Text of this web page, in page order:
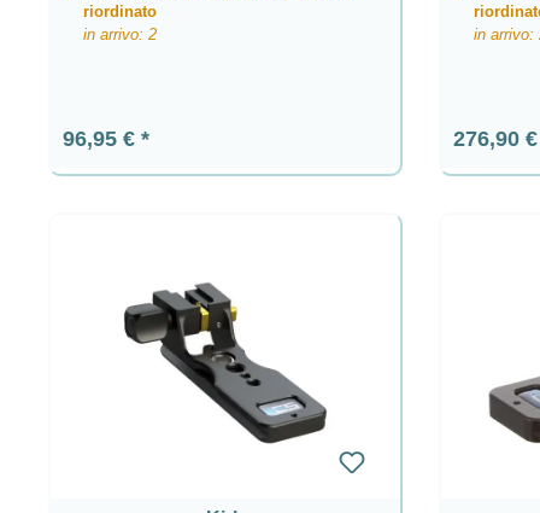
riordinato
in arrivo: 2
Prezzo normale:
96,95 €
in arrivo:
Prezzo
276,90 €